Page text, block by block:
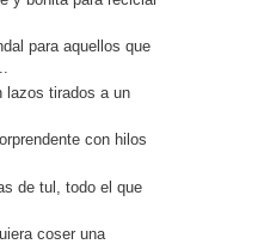
para aquellos que
lazos tirados a un
con hilos
de tul, todo el que
coser una